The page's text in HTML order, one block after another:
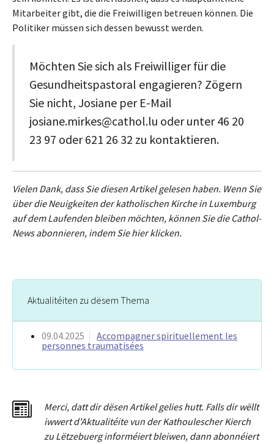
Mitarbeiter gibt, die die Freiwilligen betreuen können. Die
Politiker müssen sich dessen bewusst werden.
Möchten Sie sich als Freiwilliger für die
Gesundheitspastoral engagieren? Zögern
Sie nicht, Josiane per E-Mail
josiane.mirkes@cathol.lu oder unter 46 20
23 97 oder 621 26 32 zu kontaktieren.
Vielen Dank, dass Sie diesen Artikel gelesen haben. Wenn Sie
über die Neuigkeiten der katholischen Kirche in Luxemburg
auf dem Laufenden bleiben möchten, können Sie die Cathol-
News abonnieren, indem Sie hier klicken.
Aktualitéiten zu dësem Thema
09.04.2025
Accompagner spirituellement les
personnes traumatisées
Merci, dattdir dësen Artikel gelies hutt. Falls dir wëllt
iwwert d'Aktualitéite vun der Kathoulescher Kierch
zu Lëtzebuerg informéiert bleiwen, dann abonnéiert